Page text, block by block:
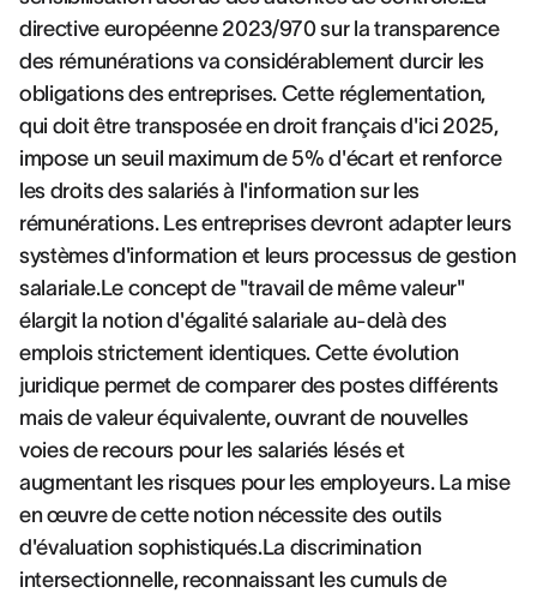
directive européenne 2023/970 sur la transparence
des rémunérations va considérablement durcir les
obligations des entreprises. Cette réglementation,
qui doit être transposée en droit français d'ici 2025,
impose un seuil maximum de 5% d'écart et renforce
les droits des salariés à l'information sur les
rémunérations. Les entreprises devront adapter leurs
systèmes d'information et leurs processus de gestion
salariale.Le concept de "travail de même valeur"
élargit la notion d'égalité salariale au-delà des
emplois strictement identiques. Cette évolution
juridique permet de comparer des postes différents
mais de valeur équivalente, ouvrant de nouvelles
voies de recours pour les salariés lésés et
augmentant les risques pour les employeurs. La mise
en œuvre de cette notion nécessite des outils
d'évaluation sophistiqués.La discrimination
intersectionnelle, reconnaissant les cumuls de